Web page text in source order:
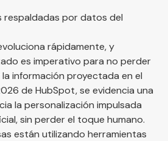
respaldadas por datos del
rápidamente, y
es imperativo para no perder
la información proyectada en el
de HubSpot, se evidencia una
la personalización impulsada
sin perder el toque humano.
están utilizando herramientas